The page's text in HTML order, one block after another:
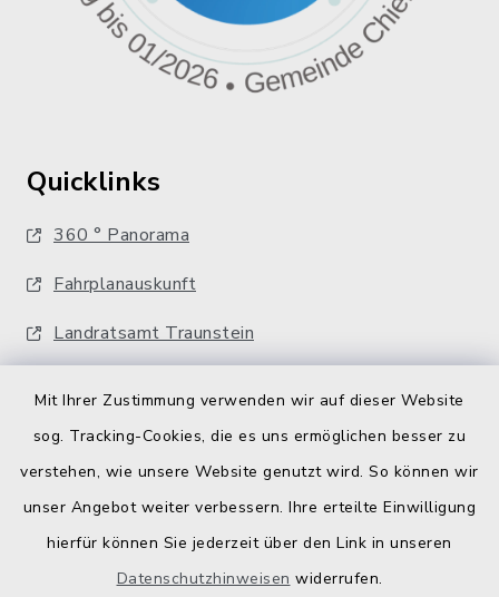
Mit Ihrer Zustimmung verwenden wir auf dieser Website
sog. Tracking-Cookies, die es uns ermöglichen besser zu
verstehen, wie unsere Website genutzt wird. So können wir
unser Angebot weiter verbessern. Ihre erteilte Einwilligung
hierfür können Sie jederzeit über den Link in unseren
Datenschutzhinweisen widerrufen.
Quicklinks
360 ° Panorama
Fahrplanauskunft
Landratsamt Traunstein
Bodenrichtwerte